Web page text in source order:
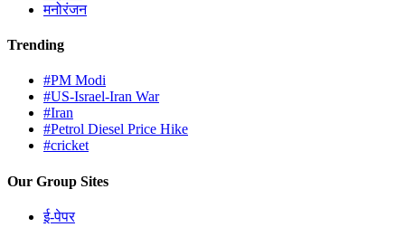
मनोरंजन
Trending
#PM Modi
#US-Israel-Iran War
#Iran
#Petrol Diesel Price Hike
#cricket
Our Group Sites
ई-पेपर